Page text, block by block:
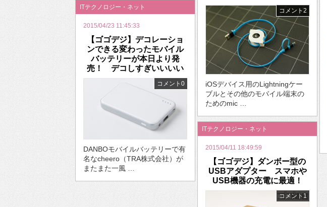
コメント2
iOSデバイス用のLightningケー
ブルとその他のモバイル端末の
ためのmic …
ITテクノロジー・ネット
2015/04/23 11:45:33
【ゴゴデジ】デコレーショ
ンできる変わったモバイル
バッテリーが本日より発
売！ デコしすぎいいいい
コメント0
DANBOモバイルバッテリーで有
名なcheero（TRA株式会社）が
またまた一風 …
ITテクノロジー・ネット
2015/04/11 18:49:59
【ゴゴデジ】ダンボー型の
USBアダプター スマホや
USB機器の充電に最適！
コメント1